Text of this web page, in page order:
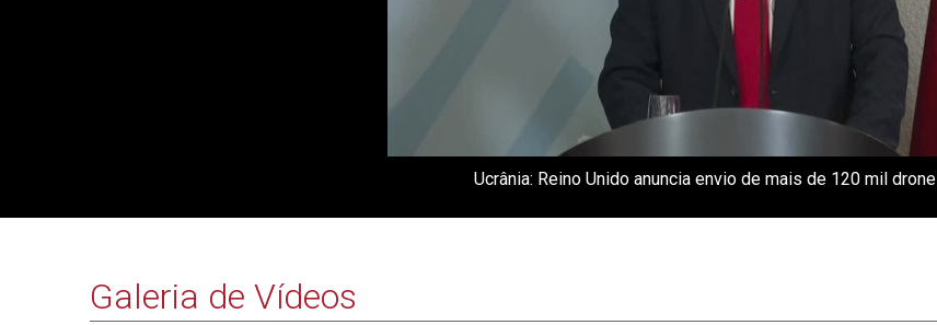
Ucrânia: Reino Unido anuncia envio de mais de 120 mil
Galeria de Vídeos